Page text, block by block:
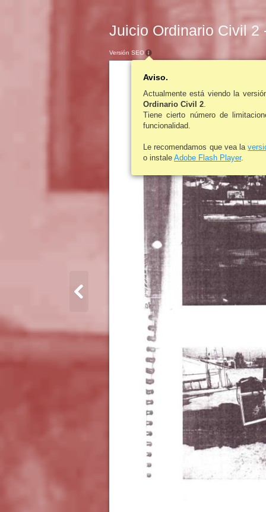
Juicio Ordinario Civil 2
Versión SEO
Aviso.
Actualmente está viendo la
Ordinario Civil 2
Tiene cierto número de
funcionalidad.
Le recomendamos que vea la
o instale Adobe Flash Player.